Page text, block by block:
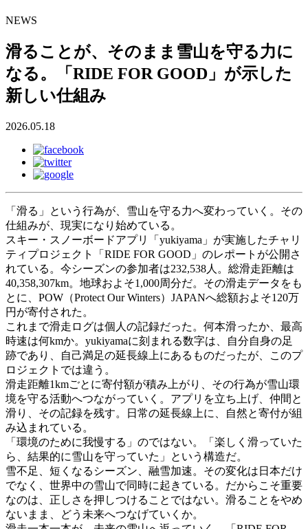
NEWS
滑ることが、そのまま雪山を守る力に
なる。「RIDE FOR GOOD」が示した
新しい仕組み
2026.05.18
「滑る」という行為が、雪山を守る力へ変わっていく。その
仕組みが、現実になり始めている。
スキー・スノーボードアプリ「yukiyama」が実施したチャリ
ティプロジェクト「RIDE FOR GOOD」のレポートが公開さ
れている。今シーズンの参加者は232,538人。総滑走距離は
40,358,307km。地球およそ1,000周分だ。その滑走データをも
とに、POW（Protect Our Winters）JAPANへ総額およそ120万
円が寄付された。
これまで滑走ログは個人の記録だった。何本滑ったか、最高
時速は何kmか。yukiyamaに刻まれる数字は、自分自身の足
跡であり、自己満足の延長線上にあるものだったが、このプ
ロジェクトでは違う。
滑走距離1kmごとに寄付額が積み上がり、その行為が雪山環
境を守る活動へつながっていく。アプリを立ち上げ、仲間と
滑り、その記録を残す。日常の延長線上に、自然と寄付が組
み込まれている。
「環境のために我慢する」のではない。「楽しく滑っていた
ら、結果的に雪山を守っていた」という構造だ。
雪不足、短くなるシーズン、融雪加速。その変化は日本だけ
でなく、世界中の雪山で同時に起きている。だからこそ重要
なのは、正しさを押しつけることではない。滑ることをやめ
ないまま、どう未来へつなげていくか。